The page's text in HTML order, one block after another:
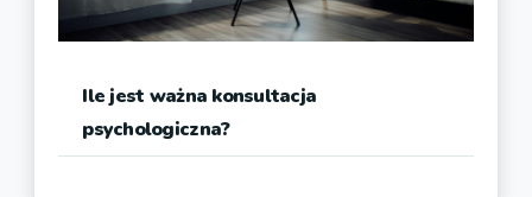
Ile jest ważna konsultacja
psychologiczna?